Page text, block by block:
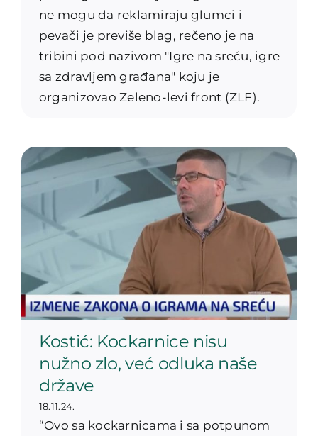
ne mogu da reklamiraju glumci i
pevači je previše blag, rečeno je na
tribini pod nazivom "Igre na sreću, igre
sa zdravljem građana" koju je
organizovao Zeleno-levi front (ZLF).
Kostić: Kockarnice nisu
nužno zlo, već odluka naše
države
18.11.24.
“Ovo sa kockarnicama i sa potpunom